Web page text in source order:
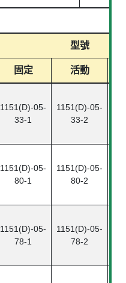
型號
固定 活動
1151(D)-05-
33-1
1151(D)-05-
33-2
1151(D)-05-
80-1
1151(D)-05-
80-2
1151(D)-05-
78-1
1151(D)-05-
78-2